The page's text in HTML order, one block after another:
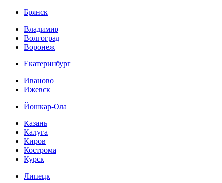
Брянск
Владимир
Волгоград
Воронеж
Екатеринбург
Иваново
Ижевск
Йошкар-Ола
Казань
Калуга
Киров
Кострома
Курск
Липецк